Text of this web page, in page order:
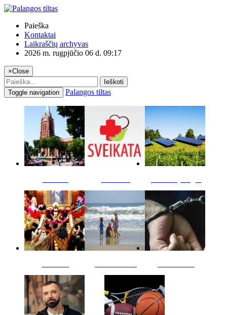
Paieška
Kontaktai
Laikraščių archyvas
2026 m. rugpjūčio 06 d. 09:17
×Close
Ieškoti
Toggle navigation
Palangos tiltas